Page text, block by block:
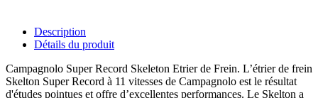
Description
Détails du produit
Campagnolo Super Record Skeleton Etrier de Frein. L’étrier de frein
Skelton Super Record à 11 vitesses de Campagnolo est le résultat
d'études pointues et offre d’excellentes performances. Le Skelton a